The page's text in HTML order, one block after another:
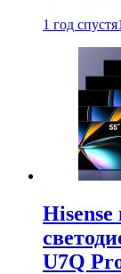
1 год спустя
U7Q